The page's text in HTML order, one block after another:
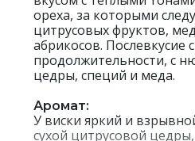
ореха, за которыми
цитрусовых фруктов,
абрикосов. Послевкусие
продолжительности, с
цедры, специй и меда.
Аромат:
У виски яркий и
сухой цитрусовой